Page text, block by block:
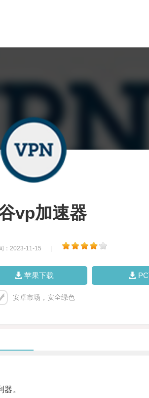
vp加速器
：2023-11-15
苹果下载
安卓市场，安全绿色
。